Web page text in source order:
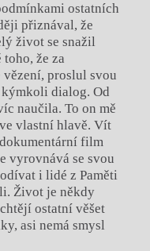
ostatních
přiznával, že
život se snažil
že za
proslul svou
kýmkoli dialog. Od
naučila. To on mě
vlastní hlavě. Vít
film
vyrovnává se svou
i lidé z Paměti
Život je někdy
ostatní věšet
asi nemá smysl